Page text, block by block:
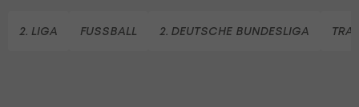
2. LIGA FUSSBALL 2. DEUTSCHE BUNDESLIGA